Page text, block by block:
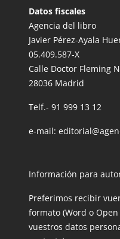
Datos fiscales
Agencia del libro
Javier Pérez-Ayala
05.409.587-X
Calle Doctor Fleming
28036 Madrid
Telf.- 91 999 13 12
e-mail:
Información para
Preferimos recibir
formato (Word o
vuestros datos